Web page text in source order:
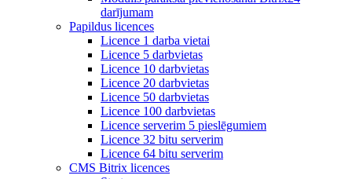
darījumam
Papildus licences
Licence 1 darba vietai
Licence 5 darbvietas
Licence 10 darbvietas
Licence 20 darbvietas
Licence 50 darbvietas
Licence 100 darbvietas
Licence serverim 5 pieslēgumiem
Licence 32 bitu serverim
Licence 64 bitu serverim
CMS Bitrix licences